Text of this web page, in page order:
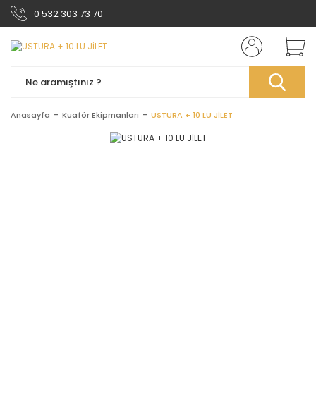
0 532 303 73 70
Anasayfa Kuaför Ekipmanları USTURA + 10 LU JİLET